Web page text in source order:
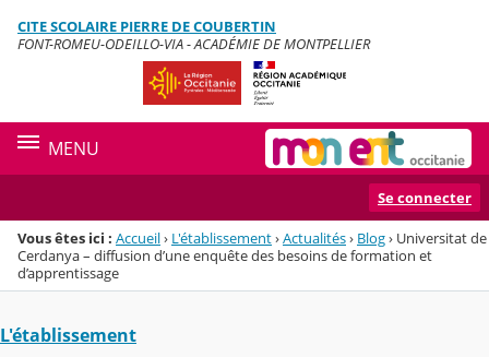
Menu de la rubrique
Contenu
CITE SCOLAIRE PIERRE DE COUBERTIN
FONT-ROMEU-ODEILLO-VIA - ACADÉMIE DE MONTPELLIER
MENU
Se connecter
Vous êtes ici : Accueil› L'établissement›Actualités› Blog› Universitat de
Cerdanya – diffusion d’une enquête des besoins de formation et
d’apprentissage
L'établissement